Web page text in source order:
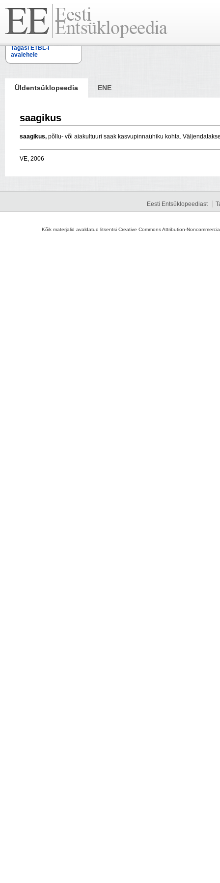
Tagasi ETBL-i
avalehele
Üldentsüklopeedia ENE
saagikus
saagikus, põllu- või aiakultuuri saak kasvupinnaühiku kohta.
VE, 2006
Eesti Entsüklopeediast
Kõik materjalid avaldatud litsentsi Creative Commons Attribution-